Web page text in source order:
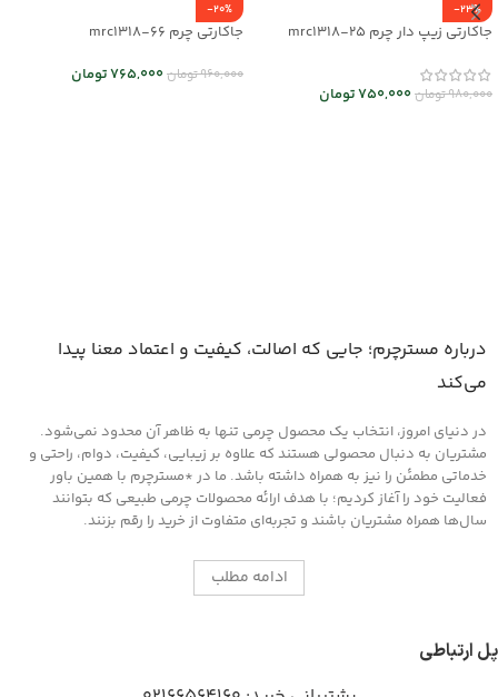
-23%
جاکارتی زیپ دار چرم mrc1318-25
980,000تومان750,000تومان
-20%
جاکارتی چرم mrc1318-66
960,000تومان765,000تومان
درباره مسترچرم؛ جایی که اصالت، کیفیت و اعتماد معنا پیدا
می‌کند
در دنیای امروز، انتخاب یک محصول چرمی تنها به ظاهر آن محدود نمی‌شود.
مشتریان به دنبال محصولی هستند که علاوه بر زیبایی، کیفیت، دوام، راحتی و
خدماتی مطمئن را نیز به همراه داشته باشد. ما در *مسترچرم با همین باور
فعالیت خود را آغاز کردیم؛ با هدف ارائه محصولات چرمی طبیعی که بتوانند
سال‌ها همراه مشتریان باشند و تجربه‌ای متفاوت از خرید را رقم بزنند.
ادامه مطلب
پل ارتباطی